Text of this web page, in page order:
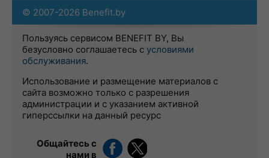
© 2007-2026 Benefit.by
Пользуясь сервисом BENEFIT BY, Вы
безусловно соглашаетесь с условиями
обслуживания.
Использование и размещение материалов с
сайта возможно только с разрешения
администрации и с указанием активной
гиперссылки на данный ресурс
Общайтесь с
нами в